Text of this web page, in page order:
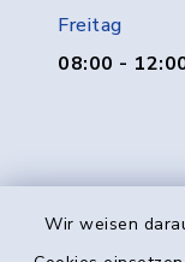
Wir weisen
Freitag
08:00 -